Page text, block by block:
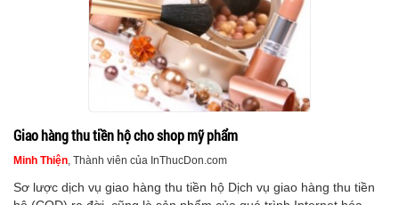
Giao hàng thu tiền hộ cho shop mỹ phẩm
Minh Thiện, Thành viên của InThucDon.com
Sơ lược dịch vụ giao hàng thu tiền hộ Dịch vụ giao hàng thu tiền